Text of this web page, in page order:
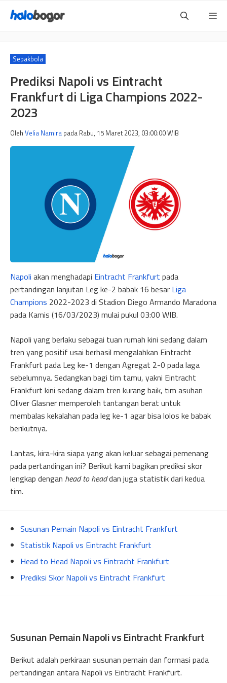
Sepakbola
Prediksi Napoli vs Eintracht
Frankfurt di Liga Champions 2022-
2023
Oleh Velia Namira pada Rabu, 15 Maret 2023, 03:00:00WIB
Napoli akan menghadapi Eintracht Frankfurt pada
pertandingan lanjutan Leg ke-2 babak 16 besar Liga
Champions 2022-2023 di Stadion Diego Armando Maradona
pada Kamis (16/03/2023) mulai pukul 03:00 WIB.
Napoli yang berlaku sebagai tuan rumah kini sedang dalam
tren yang positif usai berhasil mengalahkan Eintracht
Frankfurt pada Leg ke-1 dengan Agregat 2-0 pada laga
sebelumnya. Sedangkan bagi tim tamu, yakni Eintracht
Frankfurt kini sedang dalam tren kurang baik, tim asuhan
Oliver Glasner memperoleh tantangan berat untuk
membalas kekalahan pada leg ke-1 agar bisa lolos ke babak
berikutnya.
Lantas, kira-kira siapa yang akan keluar sebagai pemenang
pada pertandingan ini? Berikut kami bagikan prediksi skor
lengkap dengan head to headdan juga statistik dari kedua
tim.
Susunan Pemain Napoli vs Eintracht Frankfurt
Statistik Napoli vs Eintracht Frankfurt
Head to Head Napoli vs Eintracht Frankfurt
Prediksi Skor Napoli vs Eintracht Frankfurt
Susunan Pemain Napoli vs Eintracht Frankfurt
Berikut adalah perkiraan susunan pemain dan formasi pada
pertandingan antara Napoli vs Eintracht Frankfurt.